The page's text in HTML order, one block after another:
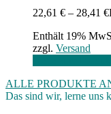
22,61 € – 28,41 €
Enthält 19%
zzgl. Versand
ALLE PRODUKTE
Das sind wir, lerne uns